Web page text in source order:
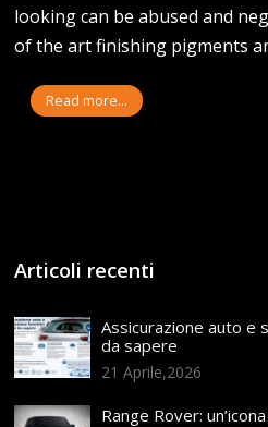
looking can be abused and
of the art finishing pigments
Read more...
Articoli recenti
Assicurazione auto e
da sapere
21 Aprile,2026
Range Rover: